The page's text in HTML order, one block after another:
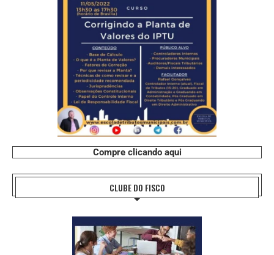
Compre clicando aqui
CLUBE DO FISCO